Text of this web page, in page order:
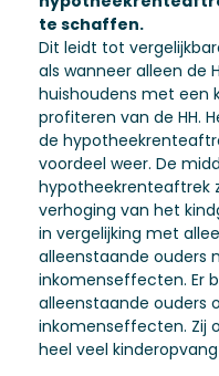
te schaffen.
Dit leidt tot
als wanneer alleen de
huishoudens met een
profiteren van de HH.
de
voordeel weer. De
hypotheekrenteaftrek
verhoging van het
in vergelijking met
alleenstaande ouders
inkomenseffecten. Er
alleenstaande ouders
inkomenseffecten. Zij
heel veel